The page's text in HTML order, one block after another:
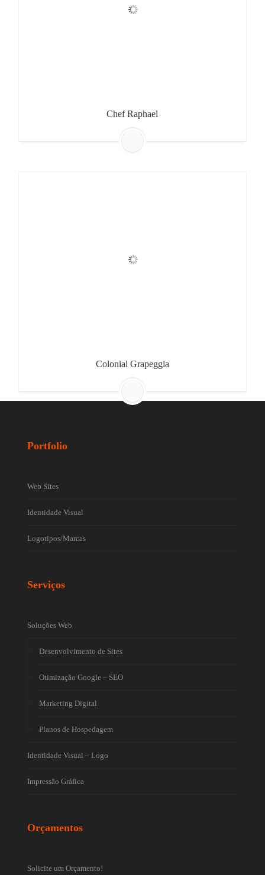
Chef Raphael
Colonial Grapeggia
Portfolio
Web Sites
Identidade Visual
Logotipos/Marcas
Serviços
Soluções Web
Desenvolvimento de Sites
Otimização Google – SEO
Marketing Digital
Planos de Hospedagem
Identidade Visual – Logo
Impressão Gráfica
Orçamentos
Solicite um Orçamento!